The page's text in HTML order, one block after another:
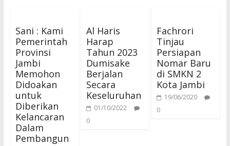
Sani : Kami
Pemerintah
Provinsi
Jambi
Memohon
Didoakan
untuk
Diberikan
Kelancaran
Dalam
Pembangun
Al Haris
Harap
Tahun 2023
Dumisake
Berjalan
Secara
Keseluruhan
01/10/2022
0
Fachrori
Tinjau
Persiapan
Nomar Baru
di SMKN 2
Kota Jambi
19/06/2020
0